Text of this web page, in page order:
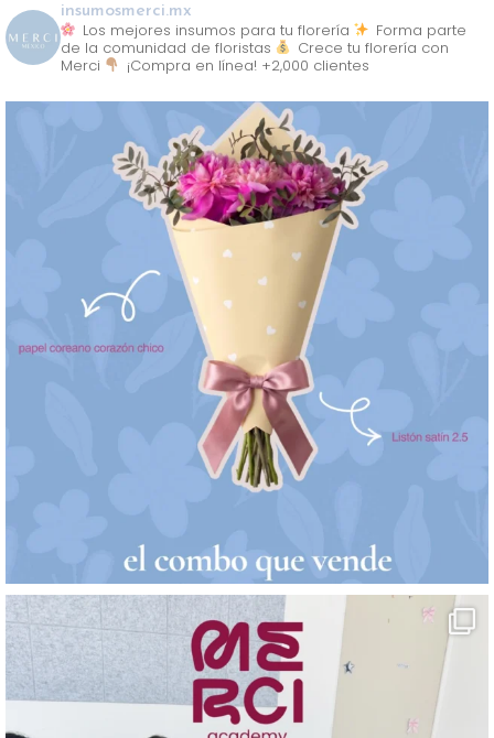
insumosmerci.mx
Los mejores insumos para tu florería
Forma parte
de la comunidad de floristas
Crece tu florería con
Merci
¡Compra en línea! +2,000 clientes